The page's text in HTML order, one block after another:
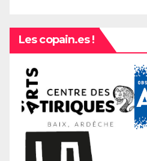
Les copain.es !